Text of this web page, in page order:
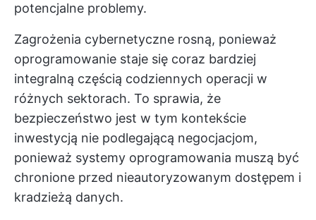
potencjalne problemy.
Zagrożenia cybernetyczne rosną, ponieważ
oprogramowanie staje się coraz bardziej
integralną częścią codziennych operacji w
różnych sektorach. To sprawia, że
bezpieczeństwo jest w tym kontekście
inwestycją nie podlegającą negocjacjom,
ponieważ systemy oprogramowania muszą być
chronione przed nieautoryzowanym dostępem i
kradzieżą danych.